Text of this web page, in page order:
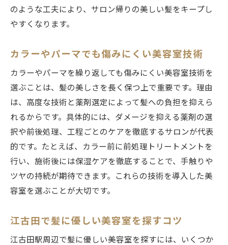
のような工夫により、サロン帰りの美しい髪をキープし
やすくなります。
カラーやパーマでも傷みにくい美容室技術
カラーやパーマを繰り返しても傷みにくい美容室技術を
選ぶことは、髪の美しさを長く保つ上で重要です。理由
は、高度な技術と薬剤選定によって髪への負担を抑えら
れるからです。具体的には、ダメージを抑える薬剤の選
択や前後処理、工程ごとのケアを徹底するサロンが代表
的です。たとえば、カラー前に前処理トリートメントを
行い、施術後には保湿ケアを徹底することで、手触りや
ツヤの持続が期待できます。これらの技術を導入した美
容室を選ぶことが大切です。
江古田で髪に優しい美容室を探すコツ
江古田駅周辺で髪に優しい美容室を探すには、いくつか